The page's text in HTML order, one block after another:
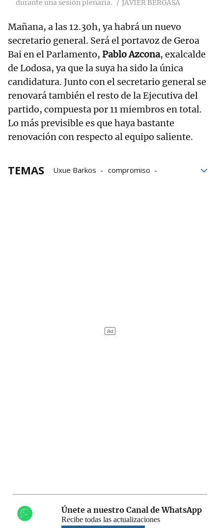
durante una sesión plenaria. JAVIER BERGASA
Mañana, a las 12.30h, ya habrá un nuevo
secretario general. Será el portavoz de Geroa
Bai en el Parlamento, Pablo Azcona, exalcalde
de Lodosa, ya que la suya ha sido la única
candidatura. Junto con el secretario general se
renovará también el resto de la Ejecutiva del
partido, compuesta por 11 miembros en total.
Lo más previsible es que haya bastante
renovación con respecto al equipo saliente.
TEMAS Uxue Barkos
compromiso
Únete a nuestro Canal de WhatsApp
Recibe todas las actualizaciones